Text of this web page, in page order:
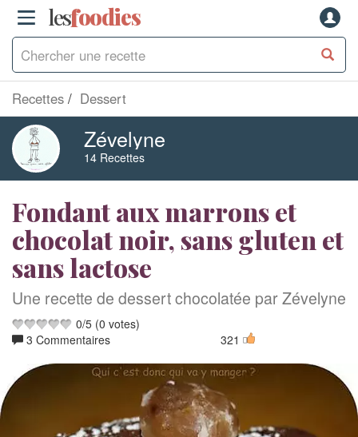
lesfoodies
Recettes Dessert
Zévelyne
14 Recettes
Fondant aux marrons et
chocolat noir, sans gluten et
sans lactose
Une recette de dessert chocolatée par Zévelyne
0/5 (0 votes)
3 Commentaires
321